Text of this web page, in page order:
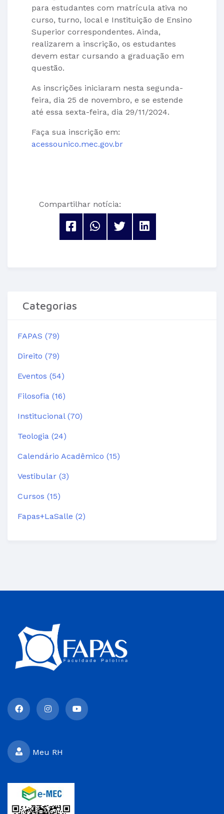
para estudantes com matrícula ativa no
curso, turno, local e Instituição de Ensino
Superior correspondentes. Ainda,
realizarem a inscrição, os estudantes
devem estar cursando a graduação em
questão.
As inscrições iniciaram nesta segunda-
feira, dia 25 de novembro, e se estende
até essa sexta-feira, dia 29/11/2024.
Faça sua inscrição em:
acessounico.mec.gov.br
Compartilhar notícia:
Categorias
FAPAS (79)
Direito (79)
Eventos (54)
Filosofia (16)
Institucional (70)
Teologia (24)
Calendário Acadêmico (15)
Vestibular (3)
Cursos (15)
Fapas+LaSalle (2)
Meu RH